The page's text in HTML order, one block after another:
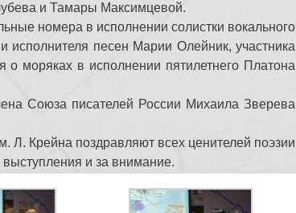
и Тамары Максимцевой.
номера в исполнении солистки вокального
песен Марии Олейник, участника
моряках в исполнении пятилетнего Платона
Союза писателей России Михаила Зверева
Л. Крейна поздравляют всех ценителей поэзии
выступления и за внимание.